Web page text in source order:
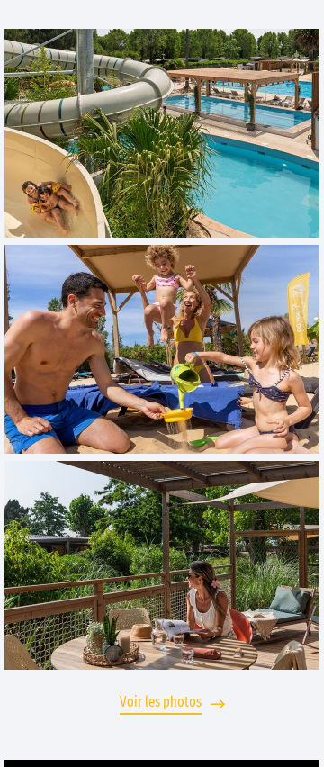
Voir les photos